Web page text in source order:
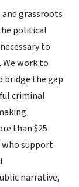
grassroots
political
to
work to
bridge the gap
criminal
than $25
support
narrative,